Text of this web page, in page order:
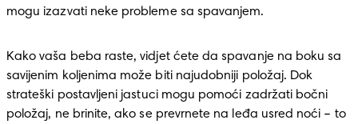
mogu izazvati neke probleme sa spavanjem.
Kako vaša beba raste, vidjet ćete da spavanje na boku sa
savijenim koljenima može biti najudobniji položaj. Dok
strateški postavljeni jastuci mogu pomoći zadržati bočni
položaj, ne brinite, ako se prevrnete na leđa usred noći – to